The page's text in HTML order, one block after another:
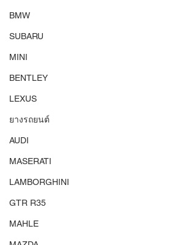
BMW
SUBARU
MINI
BENTLEY
LEXUS
ยางรถยนต์
AUDI
MASERATI
LAMBORGHINI
GTR R35
MAHLE